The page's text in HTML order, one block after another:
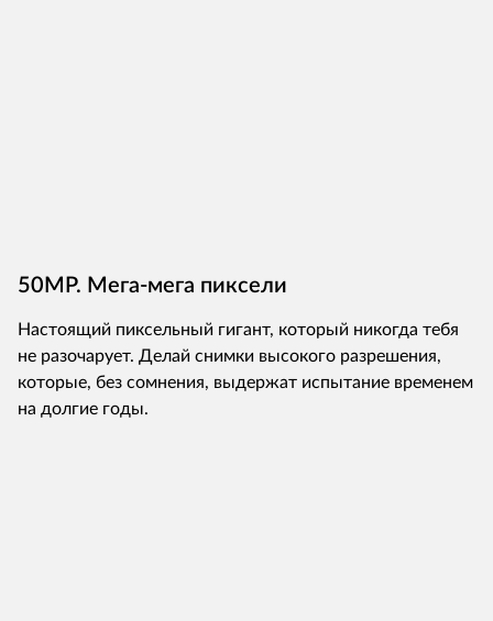
50MP. Мега-мега пиксели
Настоящий пиксельный гигант, который никогда тебя
не разочарует. Делай снимки высокого разрешения,
которые, без сомнения, выдержат испытание временем
на долгие годы.